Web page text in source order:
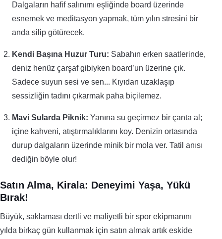
Dalgaların hafif salınımı eşliğinde board üzerinde
esnemek ve meditasyon yapmak, tüm yılın stresini bir
anda silip götürecek.
Kendi Başına Huzur Turu: Sabahın erken saatlerinde,
deniz henüz çarşaf gibiyken board’un üzerine çık.
Sadece suyun sesi ve sen... Kıyıdan uzaklaşıp
sessizliğin tadını çıkarmak paha biçilemez.
Mavi Sularda Piknik: Yanına su geçirmez bir çanta al;
içine kahveni, atıştırmalıklarını koy. Denizin ortasında
durup dalgaların üzerinde minik bir mola ver. Tatil anısı
dediğin böyle olur!
Satın Alma, Kirala: Deneyimi Yaşa, Yükü
Bırak!
Büyük, saklaması dertli ve maliyetli bir spor ekipmanını
yılda birkaç gün kullanmak için satın almak artık eskide